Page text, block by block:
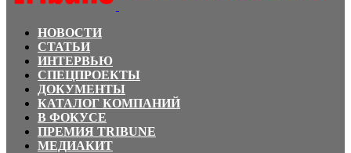
НОВОСТИ
СТАТЬИ
ИНТЕРВЬЮ
СПЕЦПРОЕКТЫ
ДОКУМЕНТЫ
КАТАЛОГ КОМПАНИЙ
В ФОКУСЕ
ПРЕМИЯ TRIBUNE
МЕДИАКИТ